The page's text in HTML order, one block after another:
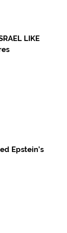
LIKE
Epstein’s